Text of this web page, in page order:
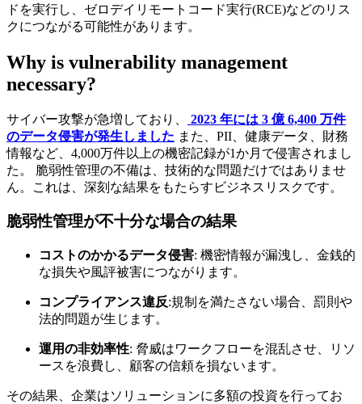
ドを実行し、ゼロデイリモートコード実行(RCE)などのリス
クにつながる可能性があります。
Why is vulnerability management
necessary?
サイバー攻撃が急増しており、
2023 年には 3 億 6,400 万件
のデータ侵害が発生しました また、PII、健康データ、財務
情報など、4,000万件以上の機密記録が1か月で侵害されまし
た。 脆弱性管理の不備は、技術的な問題だけではありませ
ん。これは、深刻な結果をもたらすビジネスリスクです。
脆弱性管理が不十分な場合の結果
コストのかかるデータ侵害: 機密情報が漏洩し、金銭的
な損失や風評被害につながります。
コンプライアンス違反:規制を満たさない場合、罰則や
法的問題が生じます。
運用の非効率性: 脅威はワークフローを混乱させ、リソ
ースを浪費し、顧客の信頼を損ないます。
その結果、企業はソリューションに多額の投資を行ってお